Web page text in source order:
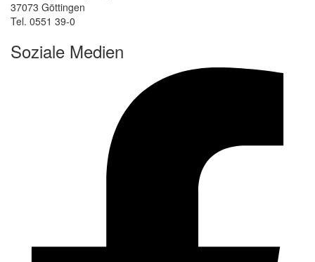
37073 Göttingen
Tel. 0551 39-0
Soziale Medien